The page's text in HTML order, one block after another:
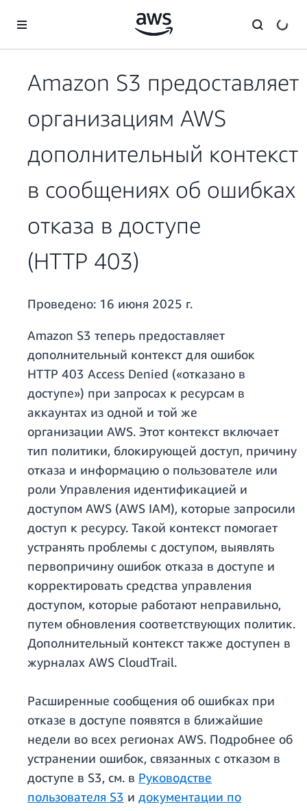
Перейти к главному контенту
Amazon S3 предоставляет
организациям AWS
дополнительный контекст
в сообщениях об ошибках
отказа в доступе
(HTTP 403)
Проведено: 16 июня 2025 г.
Amazon S3 теперь предоставляет
дополнительный контекст для ошибок
HTTP 403 Access Denied («отказано в
доступе») при запросах к ресурсам в
аккаунтах из одной и той же
организации AWS. Этот контекст включает
тип политики, блокирующей доступ, причину
отказа и информацию о пользователе или
роли Управления идентификацией и
доступом AWS (AWS IAM), которые запросили
доступ к ресурсу. Такой контекст помогает
устранять проблемы с доступом, выявлять
первопричину ошибок отказа в доступе и
корректировать средства управления
доступом, которые работают неправильно,
путем обновления соответствующих политик.
Дополнительный контекст также доступен в
журналах AWS CloudTrail.
Расширенные сообщения об ошибках при
отказе в доступе появятся в ближайшие
недели во всех регионах AWS. Подробнее об
устранении ошибок, связанных с отказом в
доступе в S3, см. в Руководстве
пользователя S3 и документации по